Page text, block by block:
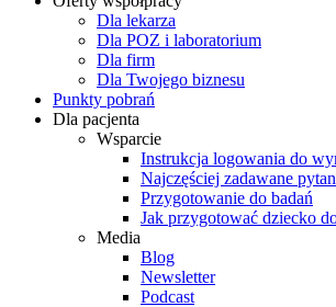
Dla lekarza
Dla POZ i laboratorium
Dla firm
Dla Twojego biznesu
Punkty pobrań
Dla pacjenta
Wsparcie
Instrukcja logowania do
Najczęściej zadawane
Przygotowanie do badań
Jak przygotować dziecko
Media
Blog
Newsletter
Podcast